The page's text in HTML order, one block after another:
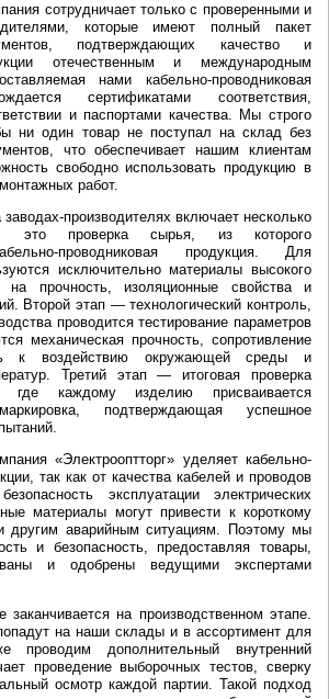
сотрудничает только с проверенными и
которые имеют полный пакет
подтверждающих качество и
отечественным и международным
нами кабельно-проводниковая
сертификатами соответствия,
и паспортами качества. Мы строго
ни один товар не поступал на склад без
что обеспечивает нашим клиентам
свободно использовать продукцию в
работ.
заводах-производителях включает несколько
это проверка сырья, из которого
проводниковая продукция. Для
исключительно материалы высокого
прочность, изоляционные свойства и
Второй этап — технологический контроль,
проводится тестирование параметров
механическая прочность, сопротивление
к воздействию окружающей среды и
Третий этап — итоговая проверка
где каждому изделию присваивается
подтверждающая успешное
«Электрооптторг» уделяет кабельно-
так как от качества кабелей и проводов
эксплуатации электрических
материалы могут привести к короткому
другим аварийным ситуациям. Поэтому мы
и безопасность, предоставляя товары,
и одобрены ведущими экспертами
заканчивается на производственном этапе.
на наши склады и в ассортимент для
проводим дополнительный внутренний
проведение выборочных тестов, сверку
осмотр каждой партии. Такой подход